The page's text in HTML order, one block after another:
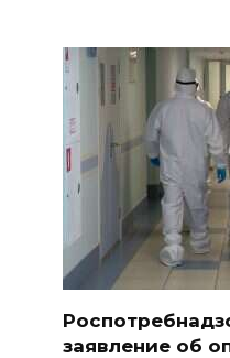
заявление об